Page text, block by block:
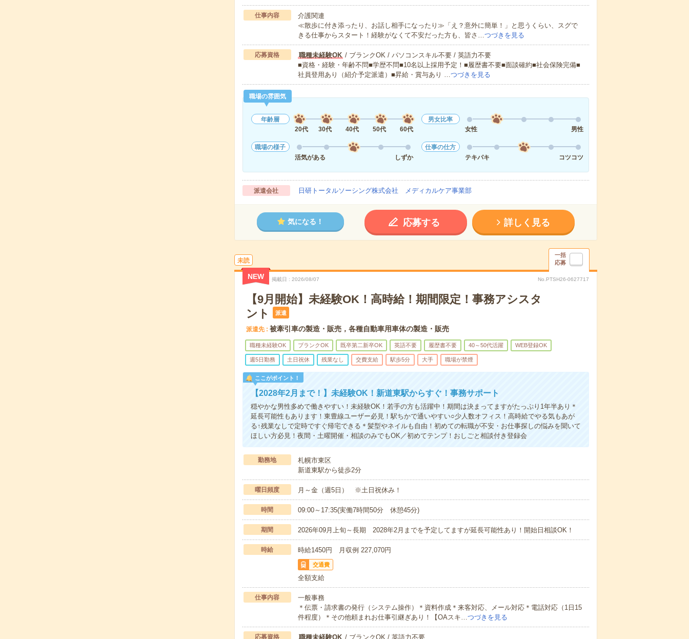
仕事内容
介護関連
≪散歩に付き添ったり、お話し相手になったり≫「え？意外に簡単！」と思うくらい、スグで
きる仕事からスタート！経験がなくて不安だった方も、皆さ… つづきを見る
応募資格 職種未経験OK / ブランクOK / パソコンスキル不要 / 英語力不要
■資格・経験・年齢不問■学歴不問■10名以上採用予定！■履歴書不要■面談確約■社会保険完備■
社員登用あり（紹介予定派遣）■昇給・賞与あり … つづきを見る
職場の雰囲気
年齢層
20代
30代 40代 50代 60代
男女比率
女性
男性
職場の様子
活気がある
しずか
仕事の仕方
テキパキ
コツコツ
派遣会社 日研トータルソーシング株式会社 メディカルケア事業部
気になる！ 応募する 詳しく見る
未読
一括
応募
NEW 掲載日 2026/08/07 No.PTSH26-0627717
【9月開始】未経験OK！高時給！期間限定！事務アシスタ
ント
派遣
派遣先 被牽引車の製造・販売，各種自動車用車体の製造・販売
職種未経験OK ブランクOK 既卒第二新卒OK 英語不要 履歴書不要 40～50代活躍 WEB登録OK
週5日勤務 土日祝休 残業なし 交費支給 駅歩5分 大手 職場が禁煙
ここがポイント！
【2028年2月まで！】未経験OK！新道東駅からすぐ！事務サポート
穏やかな男性多めで働きやすい！未経験OK！若手の方も活躍中！期間は決まってますがたっぷり1年半あり＊
延長可能性もあります！東豊線ユーザー必見！駅ちかで通いやすい○少人数オフィス！高時給でやる気もあが
る↑残業なしで定時ですぐ帰宅できる＊髪型やネイルも自由！初めての転職が不安・お仕事探しの悩みを聞いて
ほしい方必見！夜間・土曜開催・相談のみでもOK／初めてテンプ！おしごと相談付き登録会
勤務地
札幌市東区
新道東駅から徒歩2分
曜日頻度 月～金（週5日） ※土日祝休み！
時間 09:00～17:35(実働7時間50分 休憩45分)
期間 2026年09月上旬～長期 2028年2月までを予定してますが延長可能性あり！開始日相談OK！
時給 時給1450円 月収例 227,070円
交通費
全額支給
仕事内容
一般事務
＊伝票・請求書の発行（システム操作）＊資料作成＊来客対応、メール対応＊電話対応（1日15
件程度）＊その他頼まれお仕事引継ぎあり！【OAスキ… つづきを見る
応募資格 職種未経験OK / ブランクOK / 英語力不要